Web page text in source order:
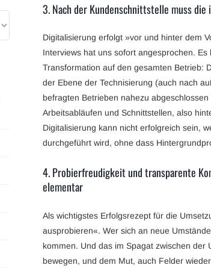
3. Nach der Kundenschnittstelle muss
Digitalisierung erfolgt »vor und hinter dem
Interviews hat uns sofort angesprochen.
Transformation auf den gesamten Betrieb:
der Ebene der Technisierung (auch nach
befragten Betrieben nahezu
Arbeitsabläufen und Schnittstellen, also
Digitalisierung kann nicht erfolgreich sein,
durchgeführt wird, ohne dass
4. Probierfreudigkeit und transparente
elementar
Als wichtigstes Erfolgsrezept für die
ausprobieren«. Wer sich an neue
kommen. Und das im Spagat zwischen der
bewegen, und dem Mut, auch Felder